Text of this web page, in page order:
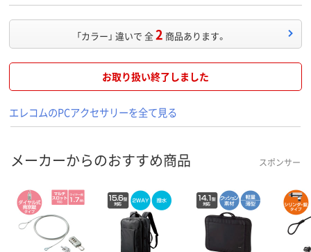
「カラー」 違いで 全2 商品あります。
お取り扱い終了しました
エレコムのPCアクセサリーを全て見る
メーカーからのおすすめ商品 スポンサー